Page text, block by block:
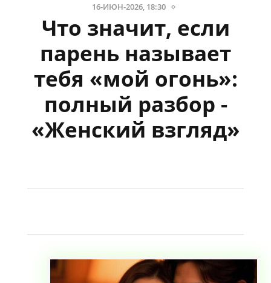
16-ИЮН-2026, 18:30
Что значит, если
парень называет
тебя «мой огонь»:
полный разбор -
«Женский взгляд»